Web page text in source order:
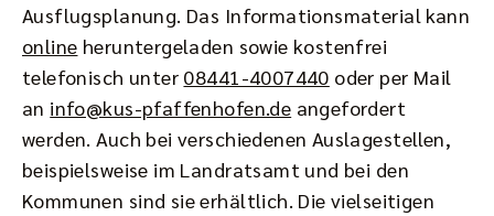
Ausflugsplanung. Das Informationsmaterial kann
online heruntergeladen sowie kostenfrei
telefonisch unter 08441-4007440 oder per Mail
an info@kus-pfaffenhofen.de angefordert
werden. Auch bei verschiedenen Auslagestellen,
beispielsweise im Landratsamt und bei den
Kommunen sind sie erhältlich. Die vielseitigen